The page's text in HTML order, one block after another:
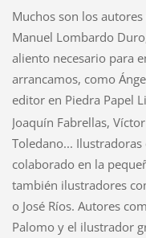
Muchos son los
Manuel Lombardo
aliento necesario para
arrancamos, como
editor en Piedra Papel
Joaquín Fabrellas,
Toledano...
colaborado en la
también ilustradores
o José Ríos. Autores
Palomo y el ilustrador